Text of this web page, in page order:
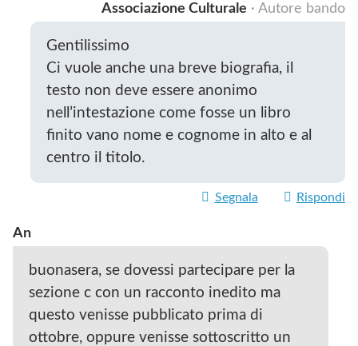
Associazione Culturale · Autore bando
Gentilissimo
Ci vuole anche una breve biografia, il
testo non deve essere anonimo
nell’intestazione come fosse un libro
finito vano nome e cognome in alto e al
centro il titolo.
Segnala Rispondi
An
buonasera, se dovessi partecipare per la
sezione c con un racconto inedito ma
questo venisse pubblicato prima di
ottobre, oppure venisse sottoscritto un